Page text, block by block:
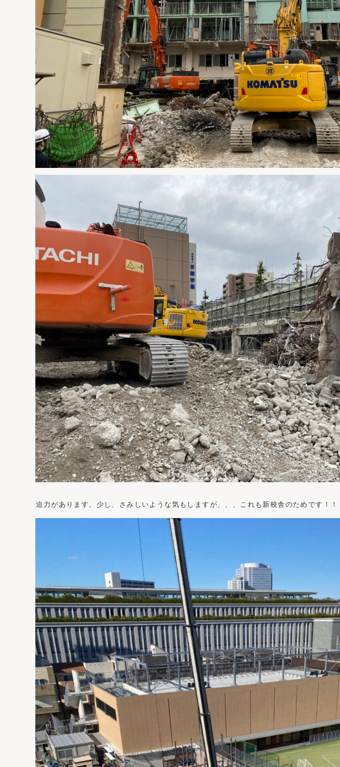
迫力があります。少し、さみしいような気もしますが、、、これも新校舎のためです！！